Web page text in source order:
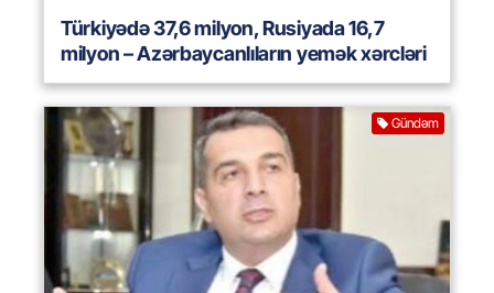
Türkiyədə 37,6 milyon, Rusiyada 16,7
milyon – Azərbaycanlıların yemək xərcləri
Gündəm